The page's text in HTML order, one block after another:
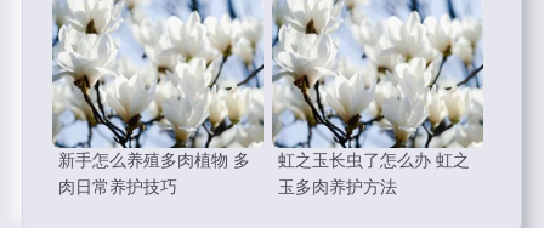
新手怎么养殖多肉植物 多
肉日常养护技巧
虹之玉长虫了怎么办 虹之
玉多肉养护方法